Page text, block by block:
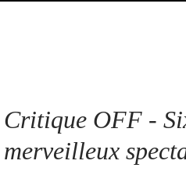
Critique OFF -
merveilleux